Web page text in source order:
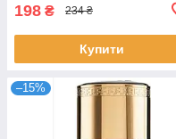
198 ₴ 234 ₴
Купити
–15%